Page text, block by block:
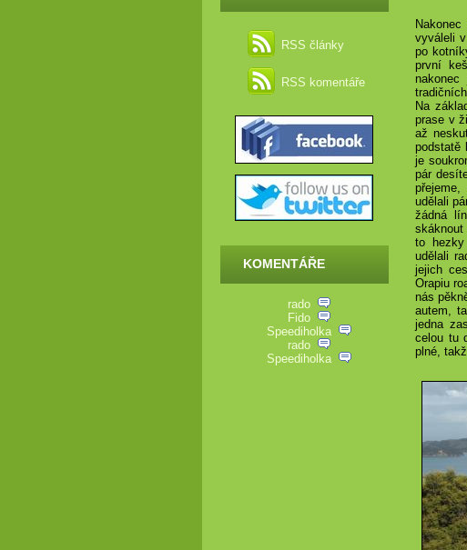
RSS články
RSS komentáře
KOMENTÁŘE
rado
Fido
Speediholka
rado
Speediholka
vyváleli
po
první
Na
prase v
až
podstatě
je
pár
udělali
žádná
to
udělali
jejich
Orapiu
nás
autem,
jedna
celou tu
plné,